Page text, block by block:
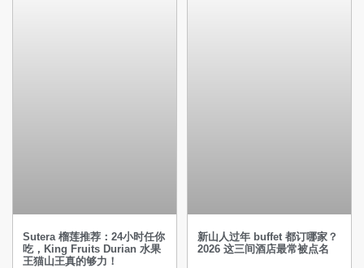
Sutera 榴莲推荐：24小时任你
吃，King Fruits Durian 水果
王猫山王真的够力！
新山人过年 buffet 都订哪家？
2026 这三间酒店最常被点名